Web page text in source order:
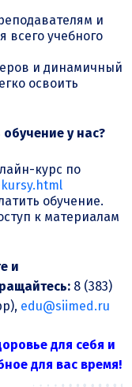
и
всего учебного
и динамичный
освоить
у нас?
курс по
обучение.
к материалам
и
8 (383)
edu@siimed.ru
для себя и
для вас время!